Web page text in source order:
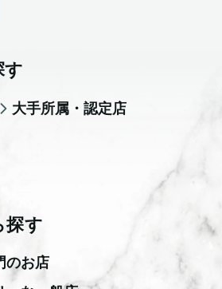
す
大手所属・認定店
探す
のお店